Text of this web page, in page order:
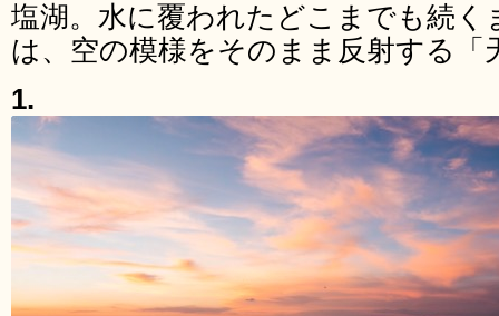
塩湖。水に覆われたどこまでも続く
は、空の模様をそのまま反射する「
1.